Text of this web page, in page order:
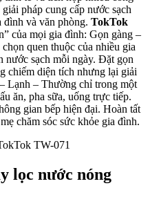
pháp cung cấp nước sạch
đình và văn phòng. TokTok
của mọi gia đình: Gọn gàng –
quen thuộc của nhiều gia
nước sạch mỗi ngày. Đặt gọn
chiếm diện tích nhưng lại giải
Lạnh – Thường chỉ trong một
ăn, pha sữa, uống trực tiếp.
gian bếp hiện đại. Hoàn tất
chăm sóc sức khỏe gia đình.
lọc nước nóng